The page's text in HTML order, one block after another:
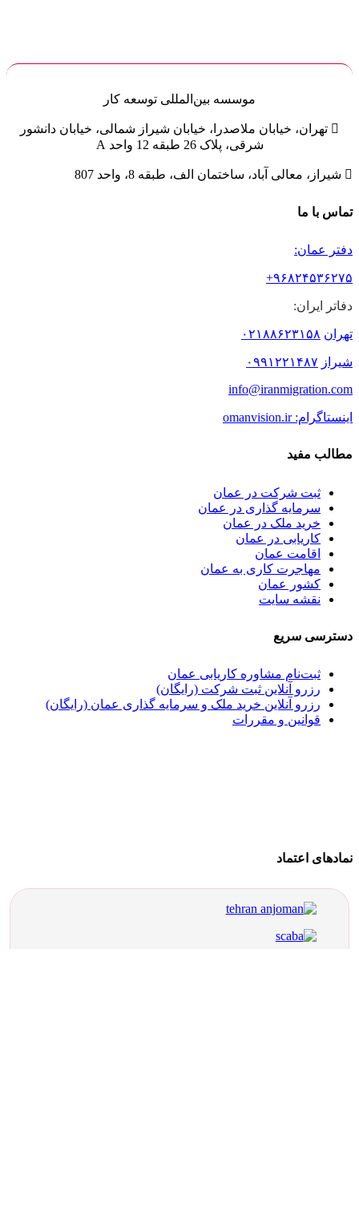
موسسه بین‌المللی توسعه کار
 تهران، خیابان ملاصدرا، خیابان شیراز شمالی، خیابان دانشور
شرقی، پلاک 26 طبقه 12 واحد A
 شیراز، معالی آباد، ساختمان الف، طبقه 8، واحد 807
تماس با ما
دفتر عمان:
۹۶۸۲۴۵۳۶۲۷۵+
دفاتر ایران:
تهران ۰۲۱۸۸۶۲۳۱۵۸
شیراز ۰۹۹۱۲۲۱۴۸۷
info@iranmigration.com
اینستاگرام: omanvision.ir
مطالب مفید
ثبت شرکت در عمان
سرمایه گذاری در عمان
خرید ملک در عمان
کاریابی در عمان
اقامت عمان
مهاجرت کاری به عمان
کشور عمان
نقشه سایت
دسترسی سریع
ثبت‌نام مشاوره کاریابی عمان
رزرو آنلاین ثبت شرکت (رایگان)
رزرو آنلاین خرید ملک و سرمایه گذاری عمان (رایگان)
قوانین و مقررات
نمادهای اعتماد